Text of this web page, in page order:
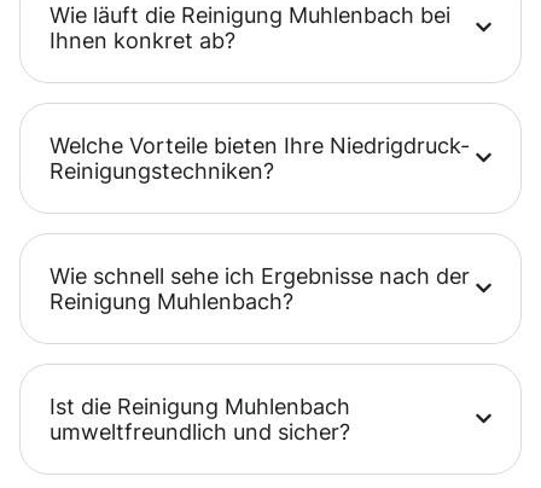
Wie läuft die Reinigung Muhlenbach bei
Ihnen konkret ab?
Welche Vorteile bieten Ihre Niedrigdruck-
Reinigungstechniken?
Wie schnell sehe ich Ergebnisse nach der
Reinigung Muhlenbach?
Ist die Reinigung Muhlenbach
umweltfreundlich und sicher?